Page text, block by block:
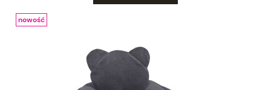
nowość